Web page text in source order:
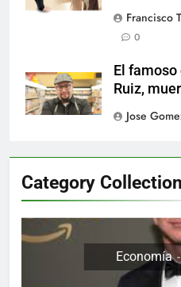
Francisco
0
El famoso
Ruiz,
Jose
Category Collection
Economía